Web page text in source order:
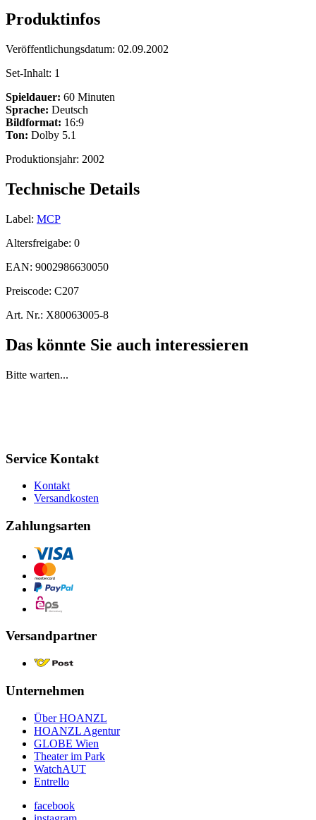
Produktinfos
Veröffentlichungsdatum: 02.09.2002
Set-Inhalt: 1
Spieldauer: 60 Minuten
Sprache: Deutsch
Bildformat: 16:9
Ton: Dolby 5.1
Produktionsjahr: 2002
Technische Details
Label: MCP
Altersfreigabe: 0
EAN: 9002986630050
Preiscode: C207
Art. Nr.: X80063005-8
Das könnte Sie auch interessieren
Bitte warten...
Service Kontakt
Kontakt
Versandkosten
Zahlungsarten
Versandpartner
Unternehmen
Über HOANZL
HOANZL Agentur
GLOBE Wien
Theater im Park
WatchAUT
Entrello
facebook